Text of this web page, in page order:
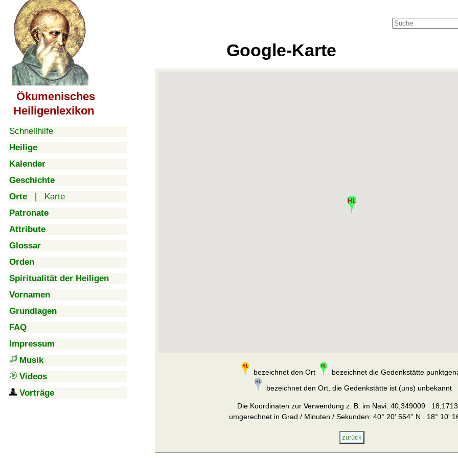
Ökumenisches
Heiligenlexikon
Schnellhilfe
Heilige
Kalender
Geschichte
Orte | Karte
Patronate
Attribute
Glossar
Orden
Spiritualität der Heiligen
Vornamen
Grundlagen
FAQ
Impressum
Musik
Videos
Vorträge
Google-Karte
bezeichnet den Ort
bezeichnet die Gedenkstätte
bezeichnet den Ort, die Gedenkstätte ist (uns) unbekannt
Die Koordinaten zur Verwendung z. B. im Navi: 40,349009
umgerechnet in Grad / Minuten / Sekunden: 40° 20' 564'' N 18° 10'